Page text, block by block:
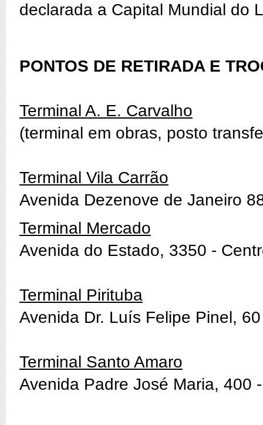
declarada a Capital Mundial do
PONTOS DE RETIRADA E
Terminal A. E. Carvalho
(terminal em obras, posto
Terminal Vila Carrão
Avenida Dezenove de Janeiro
Terminal Mercado
Avenida do Estado, 3350 -
Terminal Pirituba
Avenida Dr. Luís Felipe Pinel,
Terminal Santo Amaro
Avenida Padre José Maria, 400